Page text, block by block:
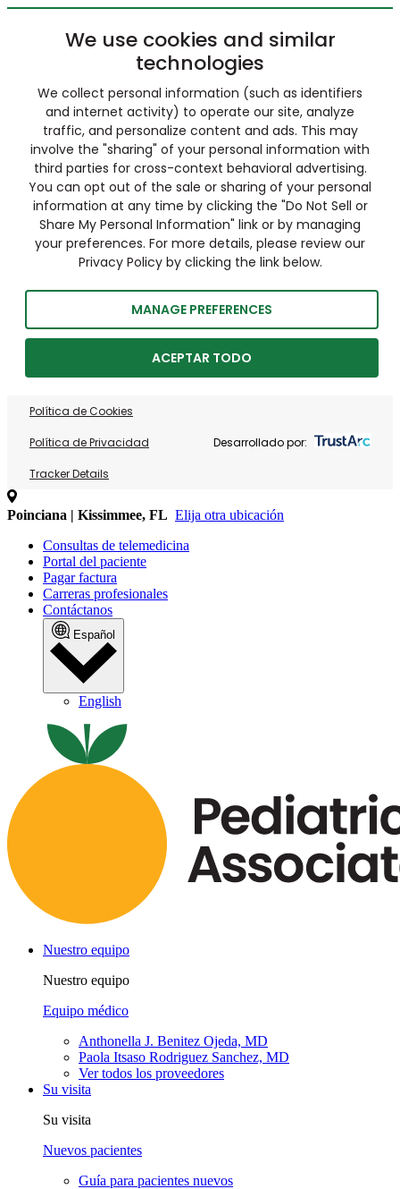
We use cookies and similar
technologies
We collect personal information (such as identifiers
and internet activity) to operate our site, analyze
traffic, and personalize content and ads. This may
involve the "sharing" of your personal information with
third parties for cross-context behavioral advertising.
You can opt out of the sale or sharing of your personal
information at any time by clicking the "Do Not Sell or
Share My Personal Information" link or by managing
your preferences. For more details, please review our
Privacy Policy by clicking the link below.
MANAGE PREFERENCES
ACEPTAR TODO
Política de Cookies
Política de Privacidad
Tracker Details
Desarrollado por:
Poinciana | Kissimmee, FL Elija otra ubicación
Consultas de telemedicina
Portal del paciente
Pagar factura
Carreras profesionales
Contáctanos
Español
English
Nuestro equipo
Nuestro equipo
Equipo médico
Anthonella J. Benitez Ojeda, MD
Paola Itsaso Rodriguez Sanchez, MD
Ver todos los proveedores
Su visita
Su visita
Nuevos pacientes
Guía para pacientes nuevos